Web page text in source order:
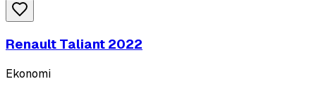
Renault Taliant 2022
Ekonomi